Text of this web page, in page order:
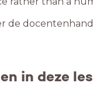
de
in deze les